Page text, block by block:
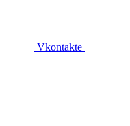
Vkontakte